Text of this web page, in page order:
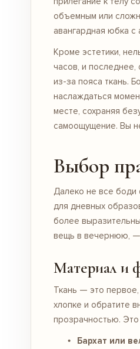
объемным или
авангардная юбка
Кроме эстетики,
часов, и последнее,
из-за пояса ткань.
наслаждаться
месте, сохраняя
самоощущение. Вы
Выбор
Далеко не все боди
для дневных
более
вещь в вечернюю, —
Материал и
Ткань — это
хлопке и обратите
прозрачностью.
Бархат или